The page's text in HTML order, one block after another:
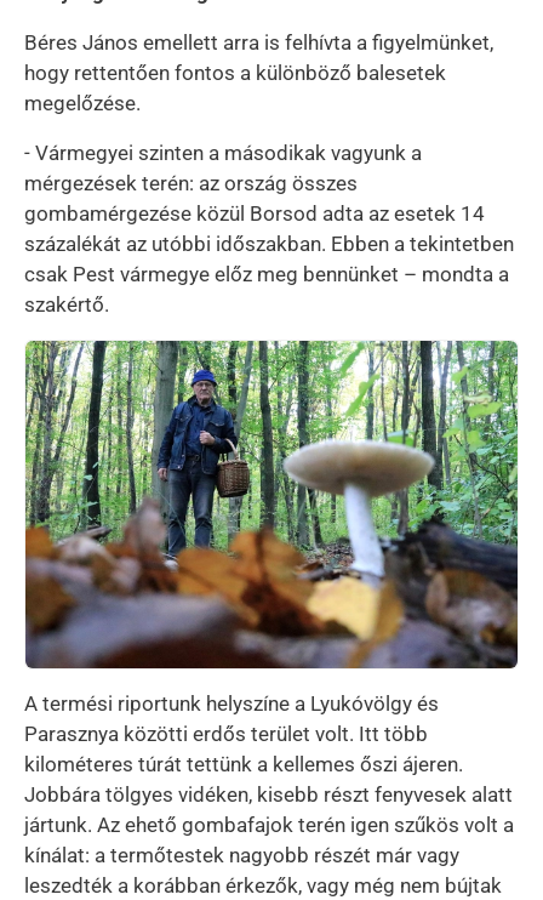
Béres János emellett arra is felhívta a figyelmünket,
hogy rettentően fontos a különböző balesetek
megelőzése.
- Vármegyei szinten a másodikak vagyunk a
mérgezések terén: az ország összes
gombamérgezése közül Borsod adta az esetek 14
százalékát az utóbbi időszakban. Ebben a tekintetben
csak Pest vármegye előz meg bennünket – mondta a
szakértő.
Kép
A termési riportunk helyszíne a Lyukóvölgy és
Parasznya közötti erdős terület volt. Itt több
kilométeres túrát tettünk a kellemes őszi ájeren.
Jobbára tölgyes vidéken, kisebb részt fenyvesek alatt
jártunk. Az ehető gombafajok terén igen szűkös volt a
kínálat: a termőtestek nagyobb részét már vagy
leszedték a korábban érkezők, vagy még nem bújtak